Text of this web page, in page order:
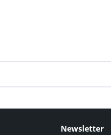
Newsletter